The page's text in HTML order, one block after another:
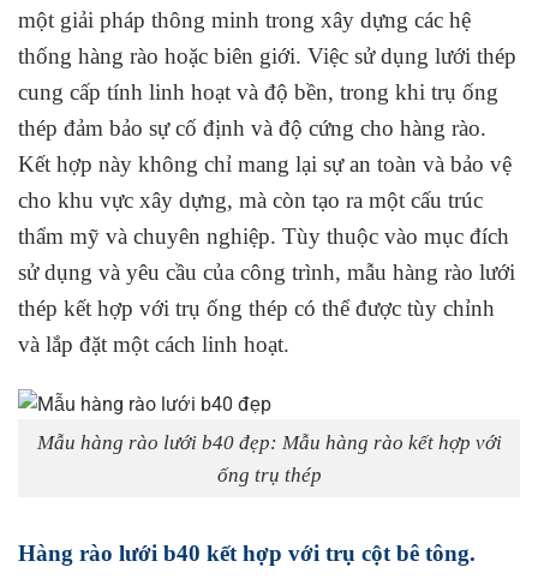
một giải pháp thông minh trong xây dựng các hệ
thống hàng rào hoặc biên giới. Việc sử dụng lưới thép
cung cấp tính linh hoạt và độ bền, trong khi trụ ống
thép đảm bảo sự cố định và độ cứng cho hàng rào.
Kết hợp này không chỉ mang lại sự an toàn và bảo vệ
cho khu vực xây dựng, mà còn tạo ra một cấu trúc
thẩm mỹ và chuyên nghiệp. Tùy thuộc vào mục đích
sử dụng và yêu cầu của công trình, mẫu hàng rào lưới
thép kết hợp với trụ ống thép có thể được tùy chỉnh
và lắp đặt một cách linh hoạt.
Mẫu hàng rào lưới b40 đẹp: Mẫu hàng rào kết hợp với
ống trụ thép
Hàng rào lưới b40 kết hợp với trụ cột bê tông.